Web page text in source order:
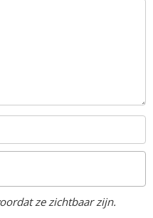
ze zichtbaar zijn.